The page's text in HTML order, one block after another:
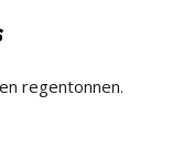
regentonnen.